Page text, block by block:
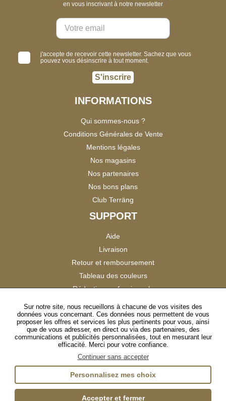
en vous inscrivant à notre newsletter
j'accepte de recevoir cette newsletter. Sachez que vous
pouvez vous désinscrire à tout moment.
S'inscrire
INFORMATIONS
Qui sommes-nous ?
Conditions Générales de Vente
Mentions légales
Nos magasins
Nos partenaires
Nos bons plans
Club Terräng
SUPPORT
Aide
Livraison
Retour et remboursement
Tableau des couleurs
Réduction professionnels
Satisfaction Clients
SUIVEZ-NOUS
InstagramTikTokFacebookYouTubeLinkedIn
Sur notre site, nous recueillons à chacune de vos visites des
données vous concernant. Ces données nous permettent de vous
proposer les offres et services les plus pertinents pour vous, ainsi
que de vous adresser, en direct ou via des partenaires, des
communications et publicités personnalisées, tout en mesurant leur
efficacité. Merci pour votre confiance.
Continuer sans accepter
Personnalisez mes choix
Accepter et fermer